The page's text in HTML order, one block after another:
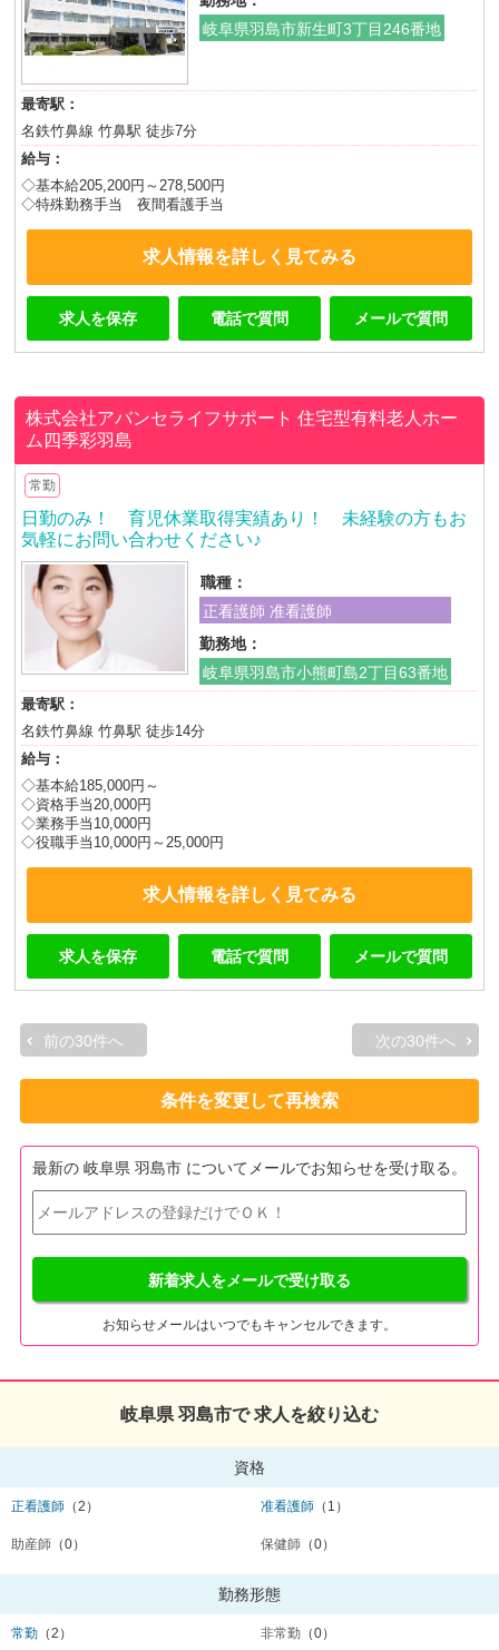
岐阜県羽島市新生町3丁目246番地
最寄駅：
名鉄竹鼻線 竹鼻駅 徒歩7分
給与：
◇基本給205,200円～278,500円
◇特殊勤務手当 夜間看護手当
求人情報を詳しく見てみる
求人を保存 電話で質問 メールで質問
株式会社アバンセライフサポート住宅型有料老人ホー
ム四季彩羽島
常勤
日勤のみ！ 育児休業取得実績あり！ 未経験の方もお
気軽にお問い合わせください♪
職種：
正看護師 准看護師
勤務地：
岐阜県羽島市小熊町島2丁目63番地
最寄駅：
名鉄竹鼻線 竹鼻駅 徒歩14分
給与：
◇基本給185,000円～
◇資格手当20,000円
◇業務手当10,000円
◇役職手当10,000円～25,000円
求人情報を詳しく見てみる
求人を保存 電話で質問 メールで質問
前の30件へ 次の30件へ
条件を変更して再検索
最新の 岐阜県 羽島市 についてメールでお知らせを受け取る。
新着求人をメールで受け取る
お知らせメールはいつでもキャンセルできます。
岐阜県 羽島市で 求人を絞り込む
資格
正看護師 （2） 准看護師 （1）
助産師 （0） 保健師 （0）
勤務形態
常勤 （2） 非常勤 （0）